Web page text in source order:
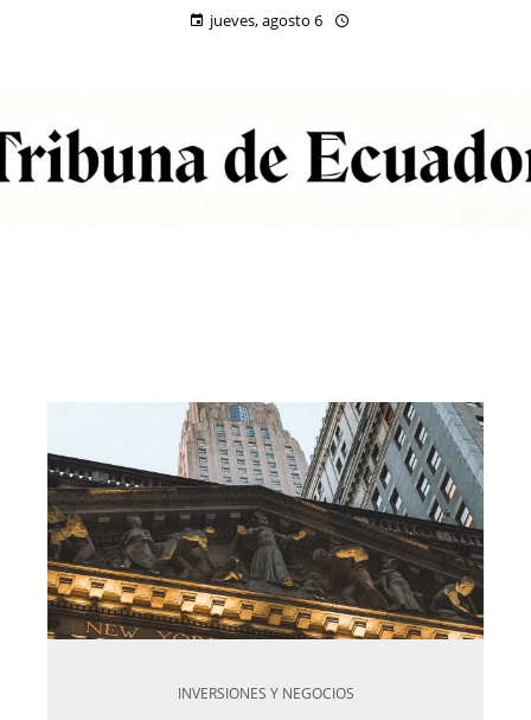
jueves, agosto 6
INVERSIONES Y NEGOCIOS